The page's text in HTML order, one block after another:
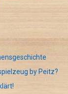
by Peitz?